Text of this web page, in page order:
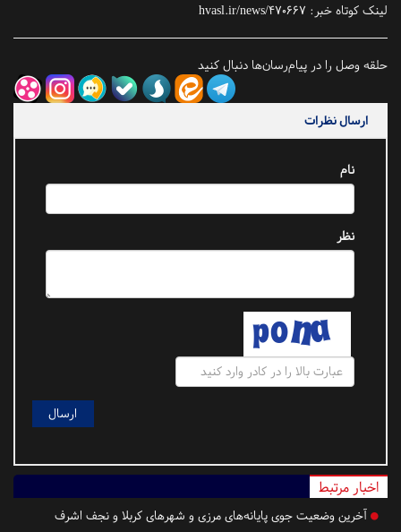
لینک کوتاه خبر: hvasl.ir/news/470667
حلقه وصل را در پیام‌رسان‌ها دنبال کنید
ارسال نظرات
نام
نظر
اخبار مرتبط
آخرین وضعیت جوی پایانه‌های مرزی و شهرهای کربلا و نجف اشرف